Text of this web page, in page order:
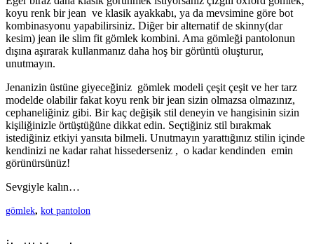
koyu renk bir jean ve klasik ayakkabı, ya da mevsimine göre bot
kombinasyonu yapabilirsiniz. Diğer bir alternatif de skinny(dar
kesim) jean ile slim fit gömlek kombini. Ama gömleği pantolonun
dışına aşırarak kullanmanız daha hoş bir görüntü oluşturur,
unutmayın.
Jenanizin üstüne giyeceğiniz gömlek modeli çeşit çeşit ve her tarz
modelde olabilir fakat koyu renk bir jean sizin olmazsa olmazınız,
cephaneliğiniz gibi. Bir kaç değişik stil deneyin ve hangisinin sizin
kişiliğinizle örtüştüğüne dikkat edin. Seçtiğiniz stil bırakmak
istediğiniz etkiyi yansıta bilmeli. Unutmayın yarattığınız stilin içinde
kendinizi ne kadar rahat hissederseniz , o kadar kendinden emin
görünürsünüz!
Sevgiyle kalın…
gömlek, kot pantolon